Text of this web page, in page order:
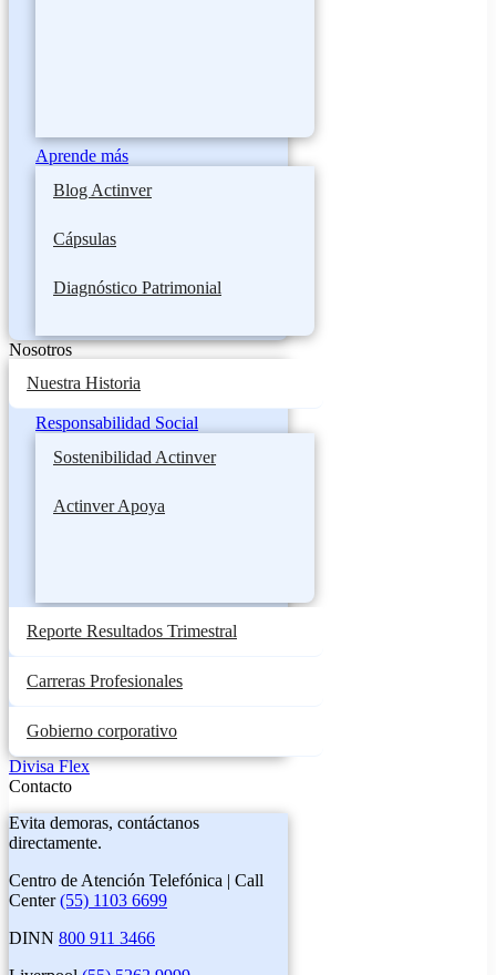
Aprende más
Blog Actinver
Cápsulas
Diagnóstico Patrimonial
Nosotros
Nuestra Historia
Responsabilidad Social
Sostenibilidad Actinver
Actinver Apoya
Reporte Resultados Trimestral
Carreras Profesionales
Gobierno corporativo
Divisa Flex
Contacto
Evita demoras, contáctanos
directamente.
Centro de Atención Telefónica | Call
Center(55) 1103 6699
DINN 800 911 3466